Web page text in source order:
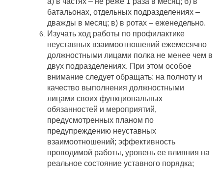
батальонах, отдельных подразделениях –
дважды в месяц; в) в ротах – еженедельно.
Изучать ход работы по профилактике
неуставных взаимоотношений ежемесячно
должностными лицами полка не менее чем в
двух подразделениях. При этом особое
внимание следует обращать: на полноту и
качество выполнения должностными
лицами своих функциональных
обязанностей и мероприятий,
предусмотренных планом по
предупреждению неуставных
взаимоотношений; эффективность
проводимой работы, уровень ее влияния на
реальное состояние уставного порядка;